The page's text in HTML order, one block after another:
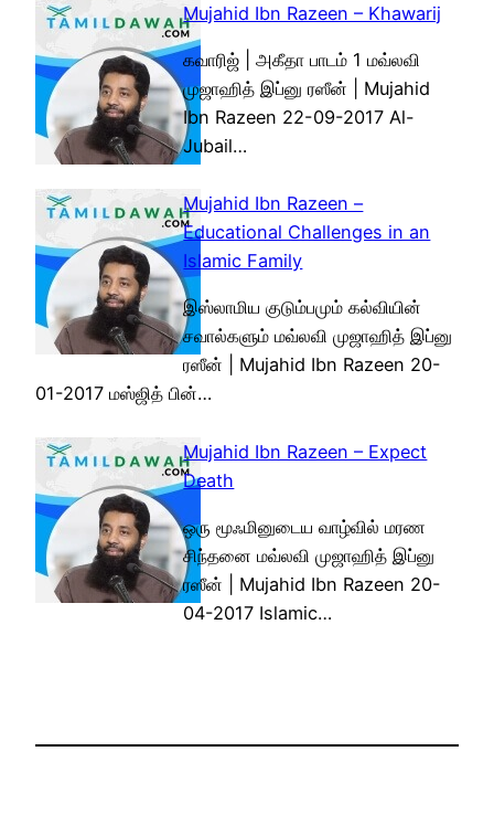
Mujahid Ibn Razeen – Khawarij
கவாரிஜ் | அகீதா பாடம் 1 மவ்லவி
முஜாஹித் இப்னு ரஸீன் | Mujahid
Ibn Razeen 22-09-2017 Al-
Jubail…
Mujahid Ibn Razeen –
Educational Challenges in an
Islamic Family
இஸ்லாமிய குடும்பமும் கல்வியின்
சவால்களும் மவ்லவி முஜாஹித் இப்னு
ரஸீன் | Mujahid Ibn Razeen 20-
01-2017 மஸ்ஜித் பின்…
Mujahid Ibn Razeen – Expect
Death
ஒரு மூஃமினுடைய வாழ்வில் மரண
சிந்தனை மவ்லவி முஜாஹித் இப்னு
ரஸீன் | Mujahid Ibn Razeen 20-
04-2017 Islamic…